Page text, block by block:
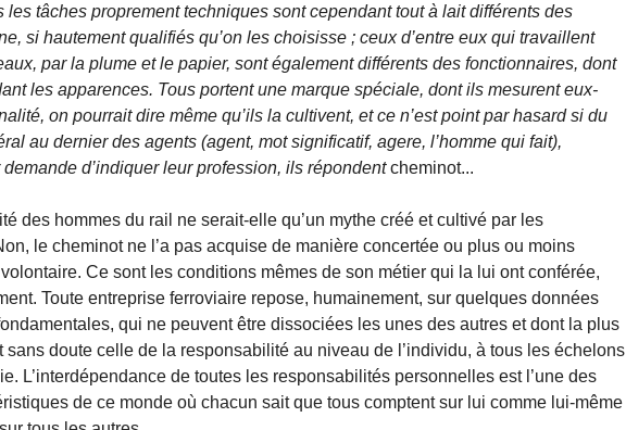
les tâches proprement techniques sont cependant tout à lait différents des
si hautement qualifiés qu’on les choisisse ; ceux d’entre eux qui travaillent
par la plume et le papier, sont également différents des fonctionnaires, dont
les apparences. Tous portent une marque spéciale, dont ils mesurent eux-
on pourrait dire même qu’ils la cultivent, et ce n’est point par hasard si du
au dernier des agents (agent, mot significatif, agere, l’homme qui fait),
demande d’indiquer leur profession, ils répondentcheminot...
des hommes du rail ne serait-elle qu’un mythe créé et cultivé par les
le cheminot ne l’a pas acquise de manière concertée ou plus ou moins
Ce sont les conditions mêmes de son métier qui la lui ont conférée,
Toute entreprise ferroviaire repose, humainement, sur quelques données
qui ne peuvent être dissociées les unes des autres et dont la plus
sans doute celle de la responsabilité au niveau de l’individu, à tous les échelons
L’interdépendance de toutes les responsabilités personnelles est l’une des
de ce monde où chacun sait que tous comptent sur lui comme lui-même